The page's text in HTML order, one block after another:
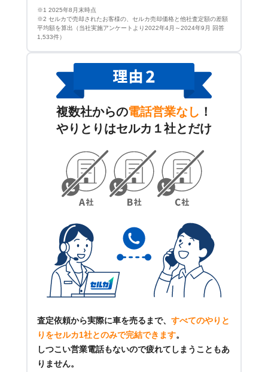
※1 2025年8月末時点
※2 セルカで売却されたお客様の、セルカ売却価格と他社査定額の差額
平均額を算出（当社実施アンケートより2022年4月～2024年9月 回答
1,533件）
複数社からの電話営業なし ！
やりとりはセルカ１社とだけ
査定依頼から実際に車を売るまで、 すべてのやりと
りをセルカ1社とのみで完結できます。
しつこい営業電話もないので疲れてしまうこともあ
りません。